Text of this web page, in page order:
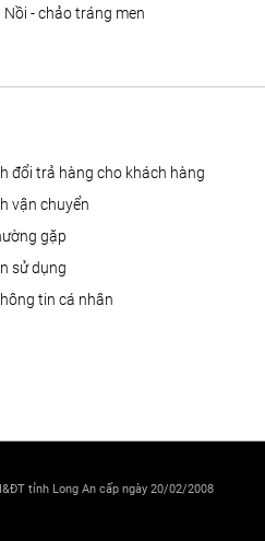
nồi - chảo tráng men
đổi trả hàng cho khách hàng
vận chuyển
gặp
sử dụng
tin cá nhân
tỉnh Long An cấp ngày 20/02/2008